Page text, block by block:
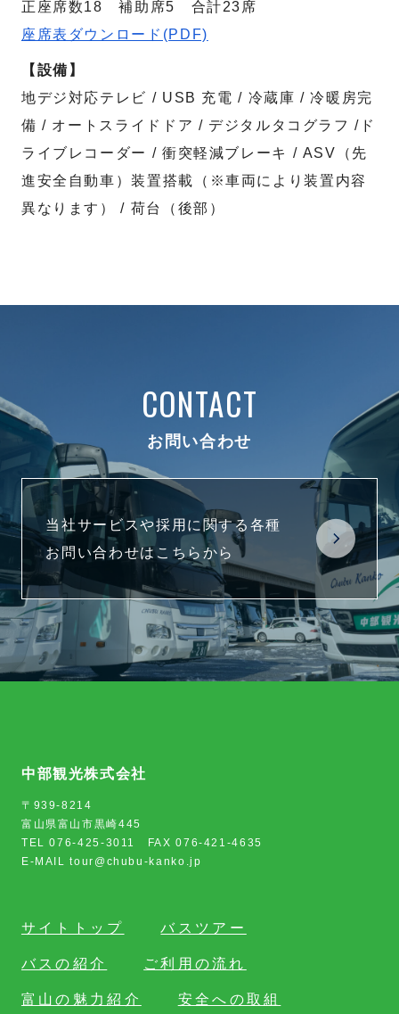
正座席数18 補助席5 合計23席
座席表ダウンロード(PDF)
【設備】
地デジ対応テレビ / USB 充電 / 冷蔵庫 / 冷暖房完
備 / オートスライドドア / デジタルタコグラフ /ド
ライブレコーダー / 衝突軽減ブレーキ / ASV（先
進安全自動車）装置搭載（※車両により装置内容
異なります） / 荷台（後部）
CONTACT
お問い合わせ
当社サービスや採用に関する各種
お問い合わせはこちらから
中部観光株式会社
〒939-8214
富山県富山市黒崎445
TEL 076-425-3011 FAX 076-421-4635
E-MAIL tour@chubu-kanko.jp
サイトトップ バスツアー
バスの紹介 ご利用の流れ
富山の魅力紹介 安全への取組